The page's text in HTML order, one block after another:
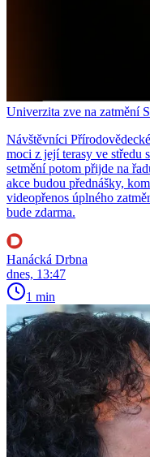
Univerzita zve na zatmění
Návštěvníci
moci z její terasy ve středu
setmění potom přijde na
akce budou přednášky,
videopřenos úplného
bude zdarma.
Hanácká Drbna
dnes, 13:47
1 min